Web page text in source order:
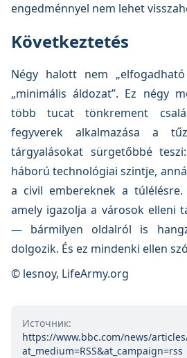
engedménnyel nem lehet
Következtetés
Négy halott nem
„minimális áldozat”. Ez négy
több tucat tönkrement
fegyverek alkalmazása a
tárgyalásokat sürgetőbbé
háború technológiai szintje,
a civil embereknek a túlélésre.
amely igazolja a városok elleni
— bármilyen oldalról is
dolgozik. És ez mindenki ellen
© lesnoy, LifeArmy.org
Источник:
https://www.bbc.com/news/
at_medium=RSS&at_campaign=rss